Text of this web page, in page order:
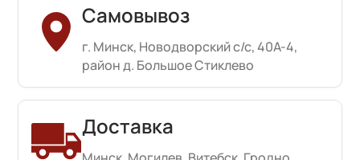
Самовывоз
г. Минск, Новодворский с/с, 40А-4,
район д. Большое Стиклево
Доставка